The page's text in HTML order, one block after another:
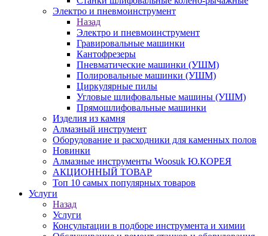
Электро и пневмоинструмент
Назад
Электро и пневмоинструмент
Гравировальные машинки
Кантофрезеры
Пневматические машинки (УШМ)
Полировальные машинки (УШМ)
Циркулярные пилы
Угловые шлифовальные машины (УШМ)
Прямошлифовальные машинки
Изделия из камня
Алмазный инструмент
Оборудование и расходники для каменных полов
Новинки
Алмазные инструменты Woosuk Ю.КОРЕЯ
АКЦИОННЫЙ ТОВАР
Топ 10 самых популярных товаров
Услуги
Назад
Услуги
Консультации в подборе инструмента и химии